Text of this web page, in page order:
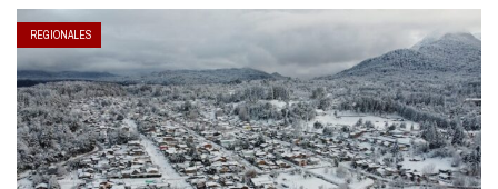
REGIONALES